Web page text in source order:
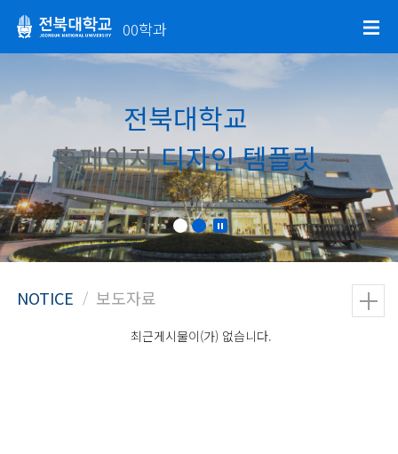
00학과
전북대학교
홈페이지디자인 템플릿
최근게시물이(가) 없습니다.